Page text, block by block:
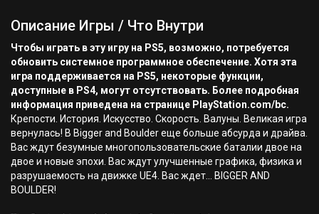
Описание Игры / Что Внутри
Чтобы играть в эту игру на PS5, возможно, потребуется
обновить системное программное обеспечение. Хотя эта
игра поддерживается на PS5, некоторые функции,
доступные в PS4, могут отсутствовать. Более подробная
информация приведена на странице PlayStation.com/bc.
Крепости. История. Искусство. Скорость. Валуны. Великая игра
вернулась! В Bigger and Boulder еще больше абсурда и драйва.
Вас ждут безумные многопользовательские баталии двое на
двое и новые эпохи. Вас ждут улучшенные графика, физика и
разрушаемость на движке UE4. Вас ждет... BIGGER AND
BOULDER!